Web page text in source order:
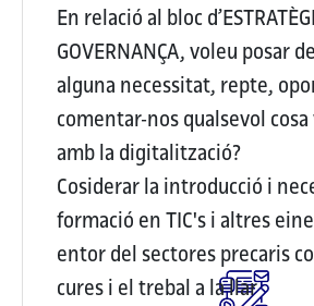
En relació al bloc
GOVERNANÇA, voleu posar
alguna necessitat, repte,
comentar-nos qualsevol
amb la digitalització?
Cosiderar la introducció i
formació en TIC's i altres
entor del sectores precaris
cures i el trebal a la llar